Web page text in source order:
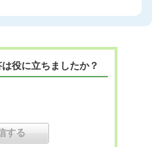
役に立ちましたか？